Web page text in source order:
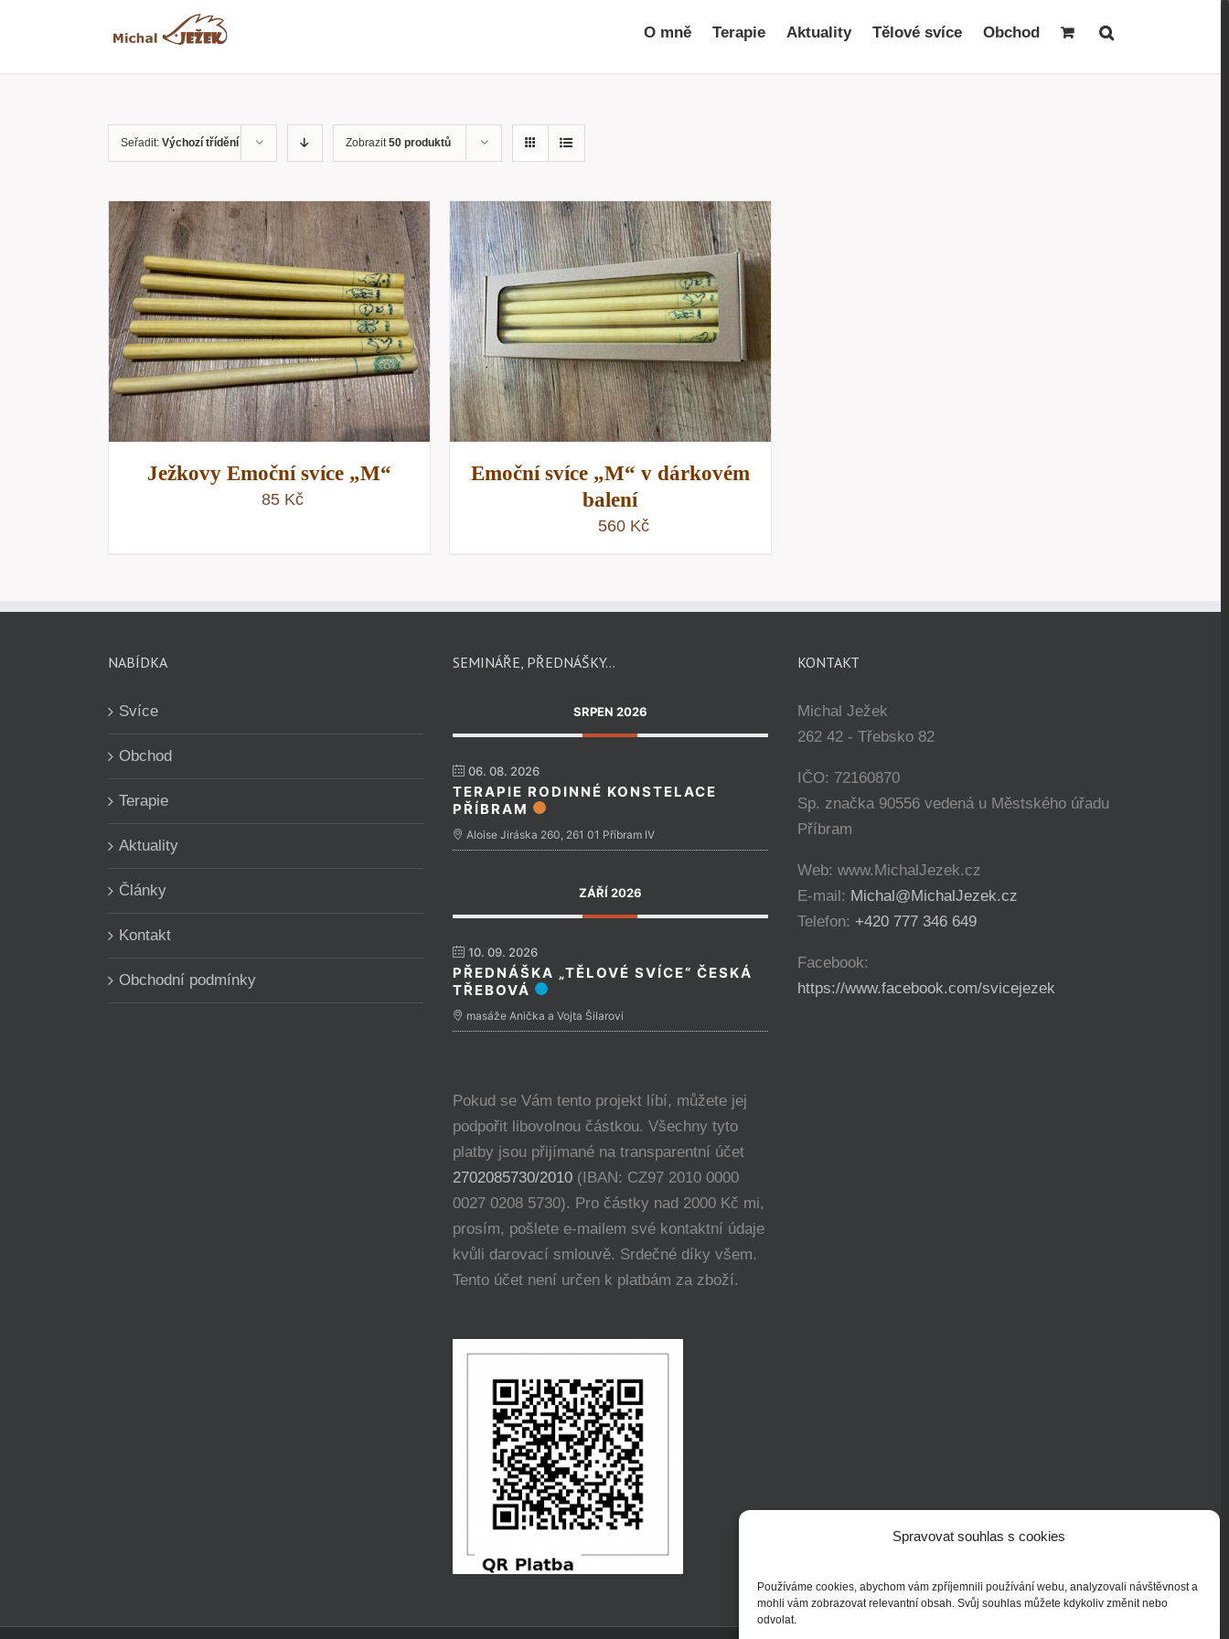
Spravovat souhlas s cookies
Používáme cookies, abychom vám zpříjemnili používání webu, analyzovali návštěvnost a
mohli vám zobrazovat relevantní obsah. Svůj souhlas můžete kdykoliv změnit nebo
odvolat.
O mně Terapie Aktuality Tělové svíce Obchod
Seřadit: Výchozí třídění Zobrazit50 produktů
Ježkovy Emoční svíce „M“
85 Kč
PŘIDAT DO KOŠÍKU /
RYCHLÝ
NÁHLED
Emoční svíce „M“ v dárkovém
balení
560 Kč
NABÍDKA
Svíce
Obchod
Terapie
Aktuality
Články
Kontakt
Obchodní podmínky
SEMINÁŘE, PŘEDNÁŠKY…
SRPEN 2026
06. 08. 2026
TERAPIE RODINNÉ KONSTELACE
PŘÍBRAM
Aloise Jiráska 260, 261 01 Příbram IV
ZÁŘÍ 2026
10. 09. 2026
PŘEDNÁŠKA „TĚLOVÉ SVÍCE“ ČESKÁ
TŘEBOVÁ
masáže Anička a Vojta Šilarovi
Pokud se Vám tento projekt líbí, můžete jej
podpořit libovolnou částkou. Všechny tyto
platby jsou přijímané na transparentní účet
2702085730/2010(IBAN: CZ97 2010 0000
0027 0208 5730). Pro částky nad 2000 Kč mi,
prosím, pošlete e-mailem své kontaktní údaje
kvůli darovací smlouvě. Srdečné díky všem.
Tento účet není určen k platbám za zboží.
KONTAKT
Michal Ježek
262 42 - Třebsko 82
IČO: 72160870
Sp. značka 90556 vedená u Městského úřadu
Příbram
Web: www.MichalJezek.cz
E-mail: Michal@MichalJezek.cz
Telefon: +420 777 346 649
Facebook:
https://www.facebook.com/svicejezek